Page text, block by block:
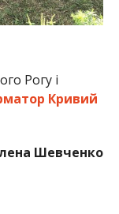
Рогу і
Кривий
Шевченко